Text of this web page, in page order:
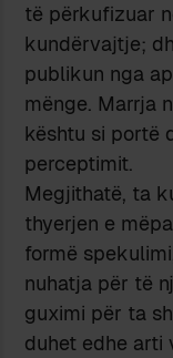
të përkufizuar
kundërvajtje;
publikun nga
mënge. Marrja
kështu si portë
perceptimit.
Megjithatë, ta
thyerjen e
formë
nuhatja për të
guximi për ta
duhet edhe arti